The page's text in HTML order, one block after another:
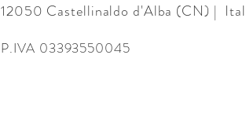
12050 Castellinaldo d'Alba (CN) |
P.IVA 03393550045